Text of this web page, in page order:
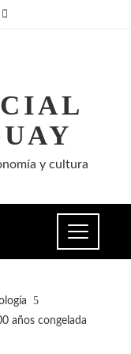
y cultura
años congelada